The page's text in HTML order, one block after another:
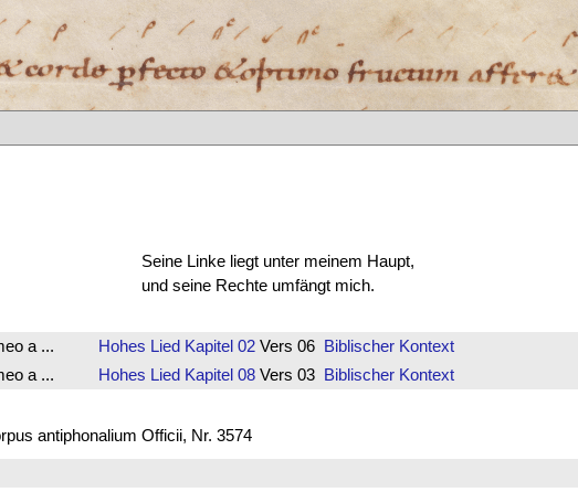
Seine Linke liegt unter meinem Haupt,
und seine Rechte umfängt mich.
a ... Hohes LiedKapitel 02Vers 06 Biblischer Kontext
a ...
Hohes LiedKapitel 08Vers 03 Biblischer Kontext
antiphonalium Officii, Nr. 3574